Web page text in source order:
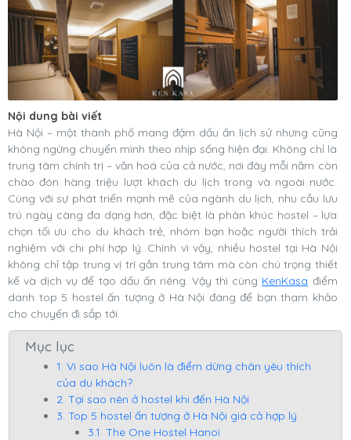
Nội dung bài viết
Hà Nội – một thành phố mang đậm dấu ấn lịch sử nhưng cũng
không ngừng chuyển mình theo nhịp sống hiện đại. Không chỉ là
trung tâm chính trị – văn hoá của cả nước, nơi đây mỗi năm còn
chào đón hàng triệu lượt khách du lịch trong và ngoài nước.
Cùng với sự phát triển mạnh mẽ của ngành du lịch, nhu cầu lưu
trú ngày càng đa dạng hơn, đặc biệt là phân khúc hostel – lựa
chọn tối ưu cho du khách trẻ, nhóm bạn hoặc người thích trải
nghiệm với chi phí hợp lý. Chính vì vậy, nhiều hostel tại Hà Nội
không chỉ tập trung vị trí gần trung tâm mà còn chú trọng thiết
kế và dịch vụ để tạo dấu ấn riêng. Vậy thì cùng KenKasa điểm
danh top 5 hostel ấn tượng ở Hà Nội đáng để bạn tham khảo
cho chuyến đi sắp tới.
Mục lục
1. Vì sao Hà Nội luôn là điểm dừng chân yêu thích
của du khách?
2. Tại sao nên ở hostel khi đến Hà Nội
3. Top 5 hostel ấn tượng ở Hà Nội giá cả hợp lý
3.1. The One Hostel Hanoi